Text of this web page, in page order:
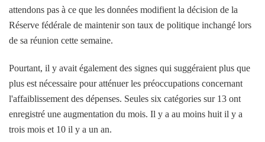
attendons pas à ce que les données modifient la décision de la
Réserve fédérale de maintenir son taux de politique inchangé lors
de sa réunion cette semaine.
Pourtant, il y avait également des signes qui suggéraient plus que
plus est nécessaire pour atténuer les préoccupations concernant
l'affaiblissement des dépenses. Seules six catégories sur 13 ont
enregistré une augmentation du mois. Il y a au moins huit il y a
trois mois et 10 il y a un an.